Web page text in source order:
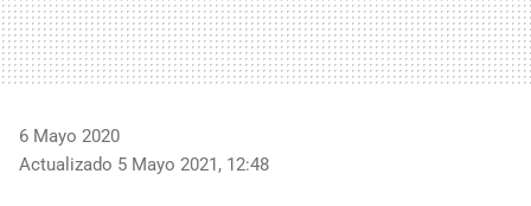
6 Mayo 2020
Actualizado 5 Mayo 2021, 12:48